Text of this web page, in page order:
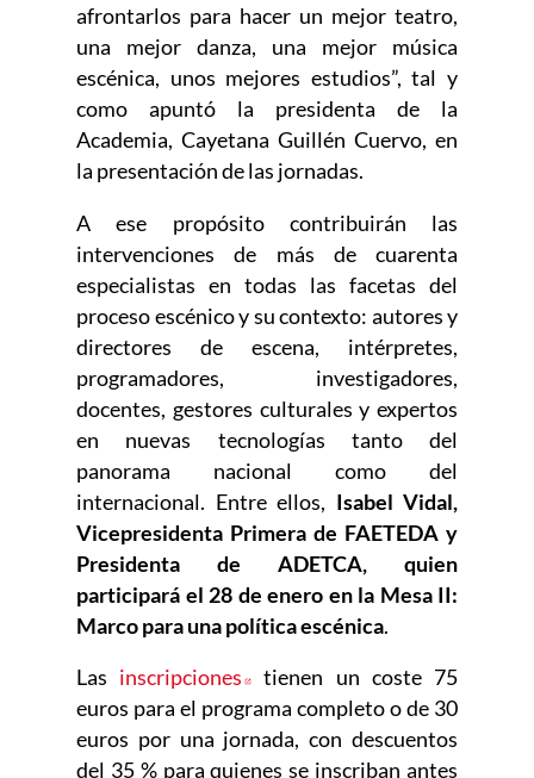
afrontarlos para hacer un mejor teatro,
una mejor danza, una mejor música
escénica, unos mejores estudios”, tal y
como apuntó la presidenta de la
Academia, Cayetana Guillén Cuervo, en
la presentación de las jornadas.
A ese propósito contribuirán las
intervenciones de más de cuarenta
especialistas en todas las facetas del
proceso escénico y su contexto: autores y
directores de escena, intérpretes,
programadores, investigadores,
docentes, gestores culturales y expertos
en nuevas tecnologías tanto del
panorama nacional como del
internacional. Entre ellos, Isabel Vidal,
Vicepresidenta Primera de FAETEDA y
Presidenta de ADETCA, quien
participará el 28 de enero en la Mesa II:
Marco para una política escénica.
Las inscripciones Abre en nueva ventana
tienen un coste 75
euros para el programa completo o de 30
euros por una jornada, con descuentos
del 35 % para quienes se inscriban antes